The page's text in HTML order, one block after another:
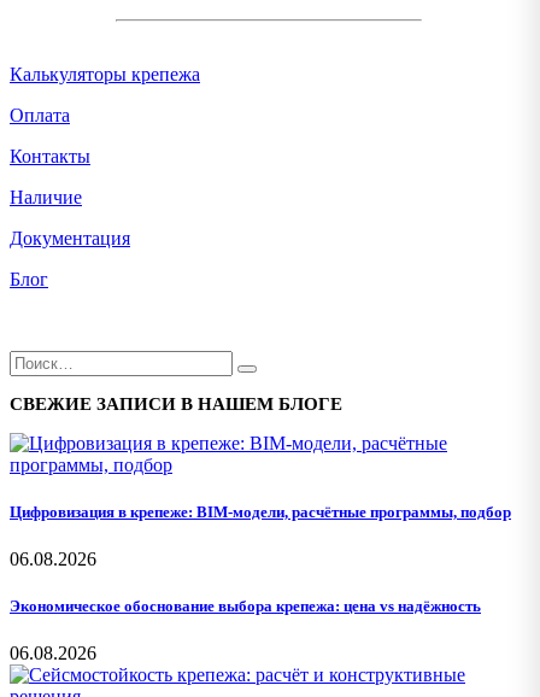
Калькуляторы крепежа
Оплата
Контакты
Наличие
Документация
Блог
СВЕЖИЕ ЗАПИСИ В НАШЕМ БЛОГЕ
Цифровизация в крепеже: BIM-модели, расчётные программы, подбор
06.08.2026
Экономическое обоснование выбора крепежа: цена vs надёжность
06.08.2026